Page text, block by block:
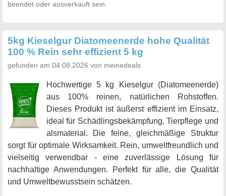
beendet oder ausverkauft sein.
5kg Kieselgur Diatomeenerde hohe Qualität
100 % Rein sehr effizient 5 kg
gefunden am 04.08.2026 von meinedeals
Hochwertige 5 kg Kieselgur (Diatomeenerde)
aus 100% reinen, natürlichen Rohstoffen.
Dieses Produkt ist äußerst effizient im Einsatz,
ideal für Schädlingsbekämpfung, Tierpflege und
alsmaterial. Die feine, gleichmäßige Struktur
sorgt für optimale Wirksamkeit. Rein, umweltfreundlich und
vielseitig verwendbar - eine zuverlässige Lösung für
nachhaltige Anwendungen. Perfekt für alle, die Qualität
und Umweltbewusstsein schätzen.